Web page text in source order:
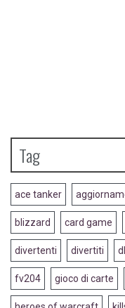
Tag
ace tanker
blizzard card game
divertenti divertiti
fv204 gioco di carte